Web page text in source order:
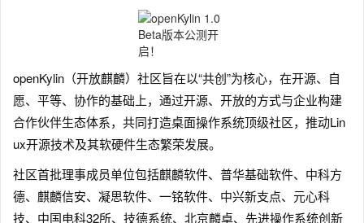
openKylin（开放麒麟）社区旨在以“共创”为核心，在开源、自
愿、平等、协作的基础上，通过开源、开放的方式与企业构建
合作伙伴生态体系，共同打造桌面操作系统顶级社区，推动Lin
ux开源技术及其软硬件生态繁荣发展。
社区首批理事成员单位包括麒麟软件、普华基础软件、中科方
德、麒麟信安、凝思软件、一铭软件、中兴新支点、元心科
技、中国电科32所、技德系统、北京麟卓、先进操作系统创新